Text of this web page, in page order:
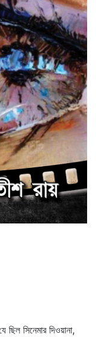
ছিল সিনেমার দিওয়ানা,